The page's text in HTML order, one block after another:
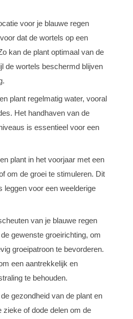
voor je blauwe regen
dat de wortels op een
kan de plant optimaal van de
de wortels beschermd blijven
plant regelmatig water, vooral
Het handhaven van de
is essentieel voor een
plant in het voorjaar met een
om de groei te stimuleren. Dit
leggen voor een weelderige
van je blauwe regen
gewenste groeirichting, om
groeipatroon te bevorderen.
een aantrekkelijk en
te behouden.
gezondheid van de plant en
zieke of dode delen om de